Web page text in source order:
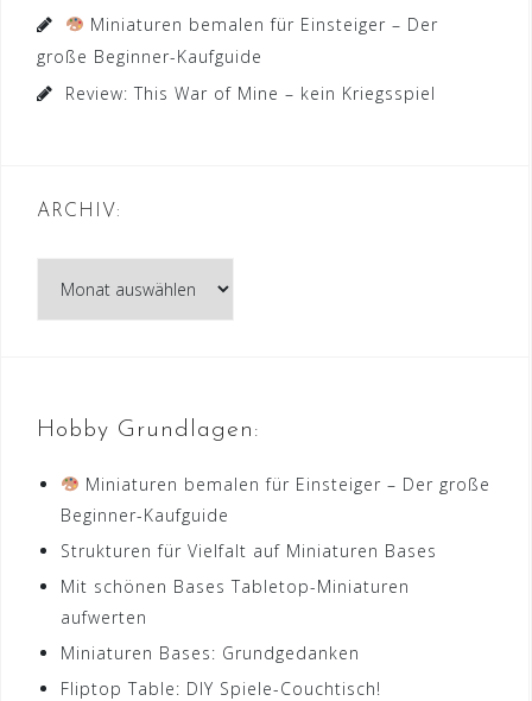
Miniaturen bemalen für Einsteiger – Der
große Beginner-Kaufguide
Review: This War of Mine – kein Kriegsspiel
ARCHIV:
Hobby Grundlagen:
Miniaturen bemalen für Einsteiger – Der große
Beginner-Kaufguide
Strukturen für Vielfalt auf Miniaturen Bases
Mit schönen Bases Tabletop-Miniaturen
aufwerten
Miniaturen Bases: Grundgedanken
Fliptop Table: DIY Spiele-Couchtisch!